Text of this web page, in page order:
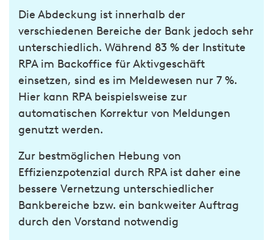
Die Abdeckung ist innerhalb der
verschiedenen Bereiche der Bank jedoch sehr
unterschiedlich. Während 83 % der Institute
RPA im Backoffice für Aktivgeschäft
einsetzen, sind es im Meldewesen nur 7 %.
Hier kann RPA beispielsweise zur
automatischen Korrektur von Meldungen
genutzt werden.
Zur bestmöglichen Hebung von
Effizienzpotenzial durch RPA ist daher eine
bessere Vernetzung unterschiedlicher
Bankbereiche bzw. ein bankweiter Auftrag
durch den Vorstand notwendig